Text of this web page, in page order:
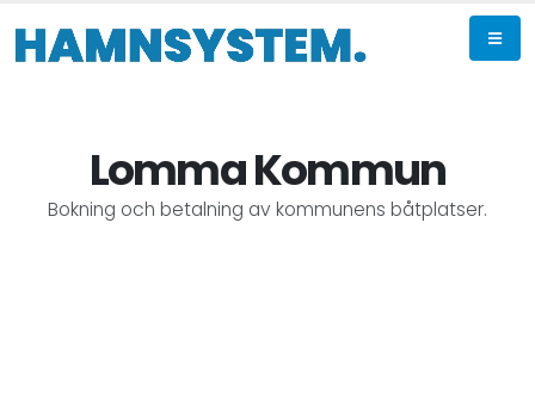
Lomma Kommun
Bokning och betalning av kommunens båtplatser.